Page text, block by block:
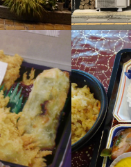
時間：営業
域内
ん庵
1-1-32
：30
所
テイクア